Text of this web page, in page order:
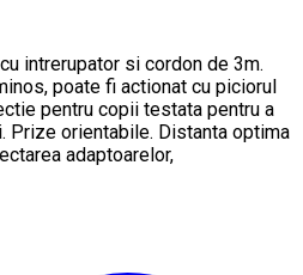
intrerupator si cordon de 3m.
poate fi actionat cu piciorul
pentru copii testata pentru a
Prize orientabile. Distanta optima
adaptoarelor,